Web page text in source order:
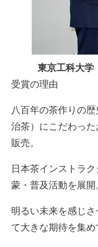
東京工科大学
受賞の理由
八百年の茶作りの
治茶）にこだわっ
販売。
日本茶インストラ
蒙・普及活動を展開
明るい未来を感じ
て大きな期待を集め